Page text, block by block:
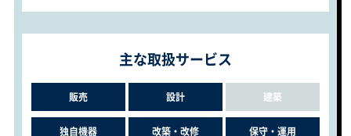
主な取扱サービス
販売 設計 建築
独自機器 改築・改修 保守・運用